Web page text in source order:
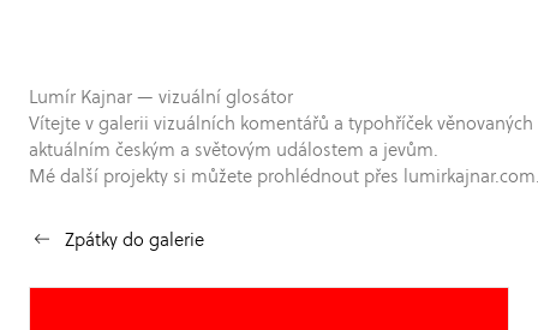
Lumír Kajnar — vizuální glosátor
Vítejte v galerii vizuálních komentářů a typohříček věnovaných
aktuálním českým a světovým událostem a jevům.
Mé další projekty si můžete prohlédnout přes
Zpátky do galerie